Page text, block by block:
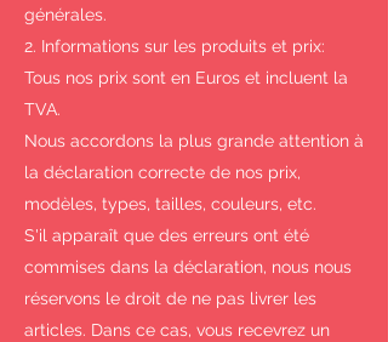
générales.
2. Informations sur les produits et prix:
Tous nos prix sont en Euros et incluent la
TVA.
Nous accordons la plus grande attention à
la déclaration correcte de nos prix,
modèles, types, tailles, couleurs, etc.
S'il apparaît que des erreurs ont été
commises dans la déclaration, nous nous
réservons le droit de ne pas livrer les
articles. Dans ce cas, vous recevrez un